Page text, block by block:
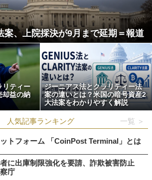
案、上院採決が9月まで延期＝報道
リティー
却益の納
ジーニアス法とクラリティー法
案の違いとは？米国の暗号資産2
大法案をわかりやすく解説
人気記事ランキング 一覧 ＞
トフォーム 「CoinPost Terminal」とは
に出庫制限強化を要請、詐欺被害防止
庁